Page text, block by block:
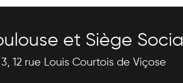
et Siège Social
12 rue Louis Courtois de Viçose